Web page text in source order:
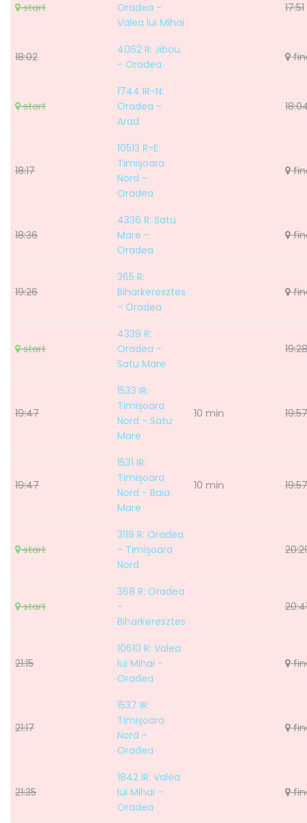
start
Oradea -
Valea lui Mihai
17:51
18:02
4062 R: Jibou
- Oradea
start
1744 IR-N:
Oradea -
Arad
18:17
10513 R-E:
Timişoara
Nord -
Oradea
18:36
4336 R: Satu
Mare -
Oradea
19:26
365 R:
Biharkeresztes
- Oradea
start
4339 R:
Oradea -
Satu Mare
19:28
19:47
1533 IR:
Timişoara
Nord - Satu
Mare
10 min 19:57
19:47
1531 IR:
Timişoara
Nord - Baia
Mare
10 min 19:57
start
3118 R: Oradea
- Timişoara
Nord
start
368 R: Oradea
-
Biharkeresztes
21:15
10610 R: Valea
lui Mihai -
Oradea
21:17
1537 IR:
Timişoara
Nord -
Oradea
21:35
1842 IR: Valea
lui Mihai -
Oradea